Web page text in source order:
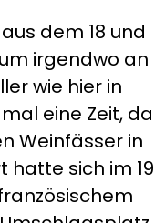
dem 18 und
irgendwo an
wie hier in
eine Zeit, da
Weinfässer in
hatte sich im 19